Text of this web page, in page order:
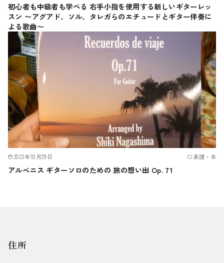
初心者も中級者も学べる 右手小指を使用する新しいギターレッ
スン 〜アグアド、ソル、タレガらのエチュードとギター伴奏に
よる歌曲〜
2023年10月29日 楽譜・本
アルベニス ギターソロのための 旅の想い出 Op. 71
住所